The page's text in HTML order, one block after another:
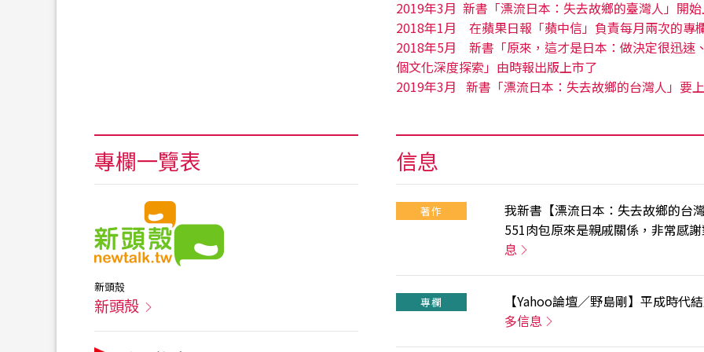
2019年3月 新書「漂流日本：失去故鄉的臺灣人」開
2018年1月 在蘋果日報「蘋中信」負責每月兩次的專
2018年5月 新書「原來，這才是日本：做決定很迅
個文化深度探索」由時報出版上市了
2019年3月 新書「漂流日本：失去故鄉的台灣人」要
信息
著作
我新書【漂流日本：失去故鄉的台
551肉包原來是親戚關係，非常感
息
專欄
【Yahoo論壇／野島剛】平成時
多信息
專欄一覽表
新頭殻
新頭殻